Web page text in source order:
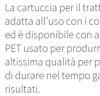
La cartuccia per il
adatta all’uso con i
ed è disponibile con
PET usato per
altissima qualità per
di durare nel tempo
risultati.